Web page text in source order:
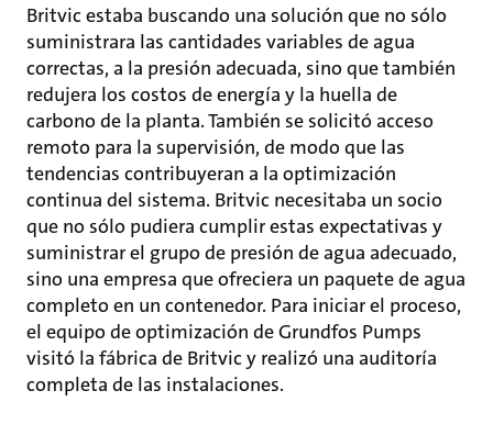
Britvic estaba buscando una solución que no sólo
suministrara las cantidades variables de agua
correctas, a la presión adecuada, sino que también
redujera los costos de energía y la huella de
carbono de la planta. También se solicitó acceso
remoto para la supervisión, de modo que las
tendencias contribuyeran a la optimización
continua del sistema. Britvic necesitaba un socio
que no sólo pudiera cumplir estas expectativas y
suministrar el grupo de presión de agua adecuado,
sino una empresa que ofreciera un paquete de agua
completo en un contenedor. Para iniciar el proceso,
el equipo de optimización de Grundfos Pumps
visitó la fábrica de Britvic y realizó una auditoría
completa de las instalaciones.